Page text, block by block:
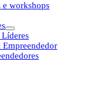
e workshops